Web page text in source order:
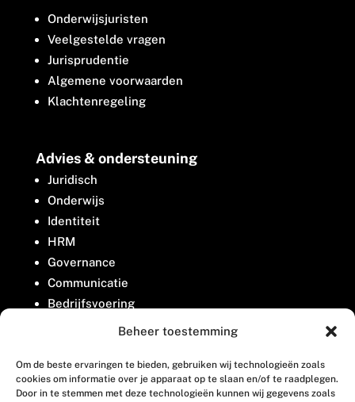
Beheer toestemming
Om de beste ervaringen te bieden, gebruiken wij technologieën zoals
cookies om informatie over je apparaat op te slaan en/of te raadplegen.
Door in te stemmen met deze technologieën kunnen wij gegevens zoals
Onderwijsjuristen
Veelgestelde vragen
Jurisprudentie
Algemene voorwaarden
Klachtenregeling
Advies & ondersteuning
Juridisch
Onderwijs
Identiteit
HRM
Governance
Communicatie
Bedrijfsvoering
Belangenbehartiging
Contact